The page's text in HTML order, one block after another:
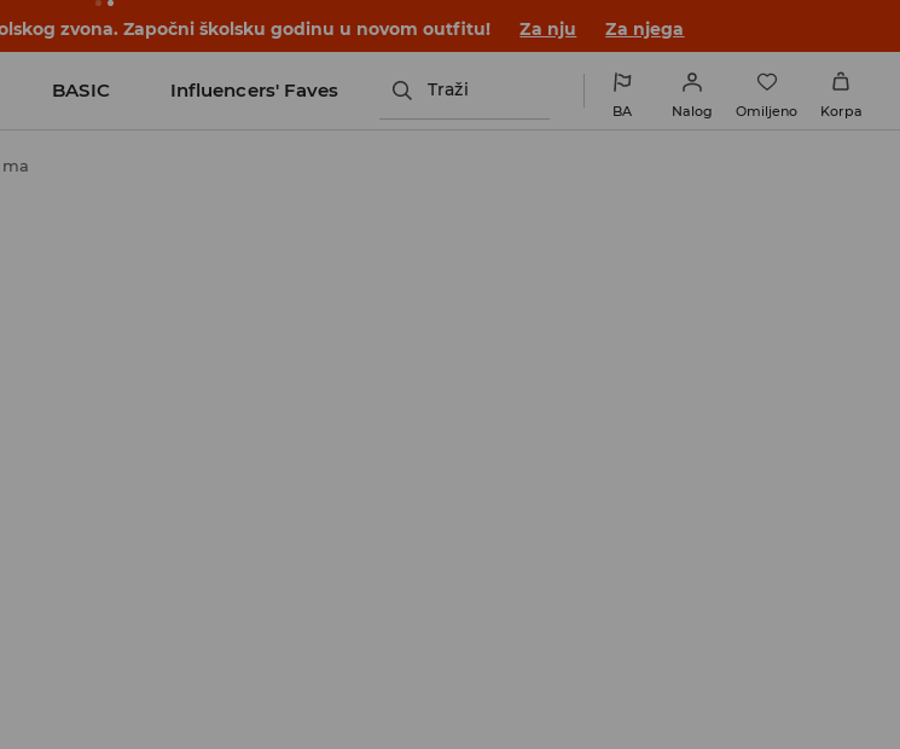
zvona. Započni školsku godinu u novom outfitu! Za nju Za njega
BASIC Influencers' Faves Traži
BA Nalog Omiljeno Korpa